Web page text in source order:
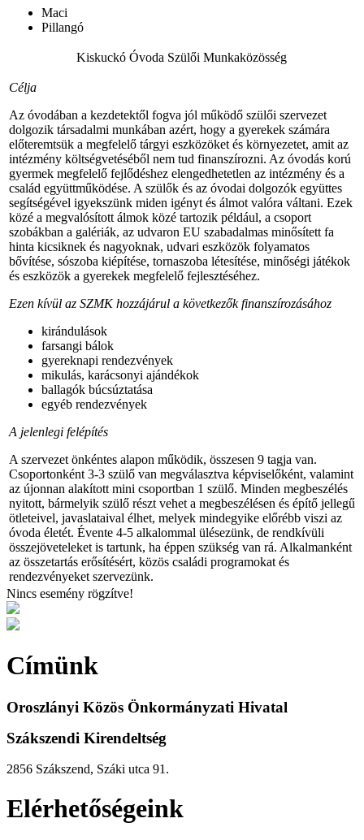
Maci
Pillangó
Kiskuckó Óvoda Szülői Munkaközösség
Célja
Az óvodában a kezdetektől fogva jól működő szülői szervezet
dolgozik társadalmi munkában azért, hogy a gyerekek számára
előteremtsük a megfelelő tárgyi eszközöket és környezetet, amit az
intézmény költségvetéséből nem tud finanszírozni. Az óvodás korú
gyermek megfelelő fejlődéshez elengedhetetlen az intézmény és a
család együttműködése. A szülők és az óvodai dolgozók együttes
segítségével igyekszünk miden igényt és álmot valóra váltani. Ezek
közé a megvalósított álmok közé tartozik például, a csoport
szobákban a galériák, az udvaron EU szabadalmas minősített fa
hinta kicsiknek és nagyoknak, udvari eszközök folyamatos
bővítése, sószoba kiépítése, tornaszoba létesítése, minőségi játékok
és eszközök a gyerekek megfelelő fejlesztéséhez.
Ezen kívül az SZMK hozzájárul a következők finanszírozásához
kirándulások
farsangi bálok
gyereknapi rendezvények
mikulás, karácsonyi ajándékok
ballagók búcsúztatása
egyéb rendezvények
A jelenlegi felépítés
A szervezet önkéntes alapon működik, összesen 9 tagja van.
Csoportonként 3-3 szülő van megválasztva képviselőként, valamint
az újonnan alakított mini csoportban 1 szülő. Minden megbeszélés
nyitott, bármelyik szülő részt vehet a megbeszélésen és építő jellegű
ötleteivel, javaslataival élhet, melyek mindegyike előrébb viszi az
óvoda életét. Évente 4-5 alkalommal ülésezünk, de rendkívüli
összejöveteleket is tartunk, ha éppen szükség van rá. Alkalmanként
az összetartás erősítésért, közös családi programokat és
rendezvényeket szervezünk.
Nincs esemény rögzítve!
Címünk
Oroszlányi Közös Önkormányzati Hivatal
Szákszendi Kirendeltség
2856 Szákszend, Száki utca 91.
Elérhetőségeink